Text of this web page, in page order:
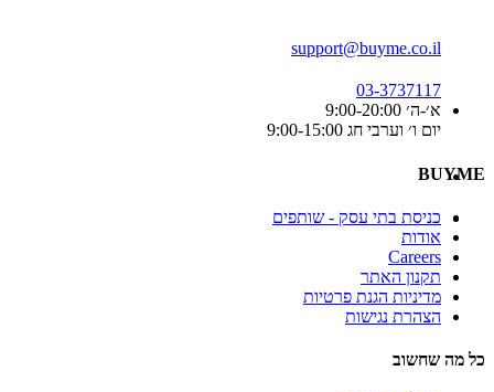
support@buyme.co.il
03-3737117
א׳-ה׳ 9:00-20:00
יום ו׳ וערבי חג 9:00-15:00
BUYME
כניסת בתי עסק - שותפים
אודות
Careers
תקנון האתר
מדיניות הגנת פרטיות
הצהרת נגישות
כל מה שחשוב